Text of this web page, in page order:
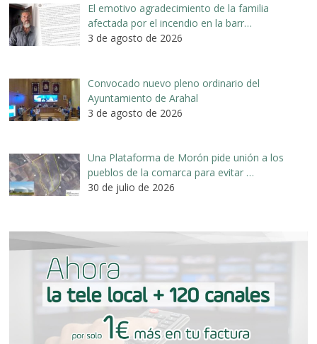
El emotivo agradecimiento de la familia
afectada por el incendio en la barr…
3 de agosto de 2026
Convocado nuevo pleno ordinario del
Ayuntamiento de Arahal
3 de agosto de 2026
Una Plataforma de Morón pide unión a los
pueblos de la comarca para evitar …
30 de julio de 2026